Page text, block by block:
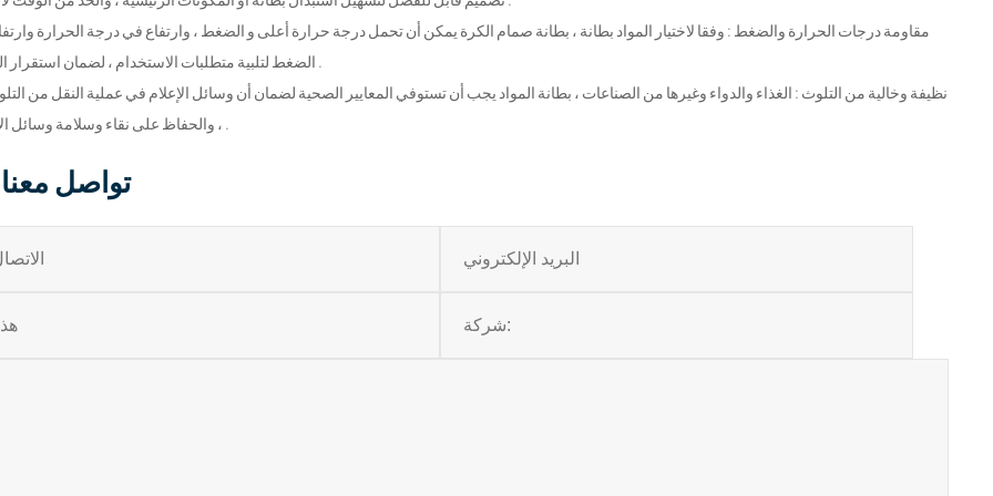
الضغط لتلبية متطلبات الاستخدام ، لضمان استقرار النظام .
، والحفاظ على نقاء وسلامة وسائل الإعلام .
تواصل معنا